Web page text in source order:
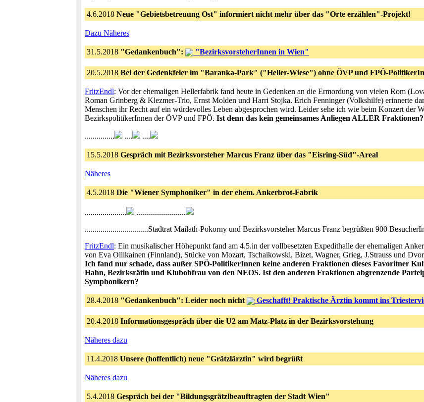
4.6.2018 Neue "Gebietsbetreuung Ost" informiert nicht mehr über das "Orte erzählen"-Projekt!
Dazu Näheres
31.5.2018 "Gedankenbuch": "BezirksvorsteherInnen in Wien"
20.5.2018 Bei der Gedenkfeier im "Baranka-Park" ("Heller-Wiese") ohne ÖVP und FPÖ-
FritzEndl: Vor der ehemaligen Hellerfabrik fand heute in Gedenken an die Ermordung von vielen Rom
Roman Grinberg & Klezmer-Trio, Ernst Molden und Harri Stojka. Erich Fenninger (Volkshilfe) erinnerte
Menschen ihr Recht auf ein würdevolles Leben abgesprochen wird. Leider sehe ich wie beim Konzert der
BezirkspolitikerInnen der ÖVP und FPÖ. Ist denn das kein gemeinsames Anliegen ALLER Fraktionen?
............... .... ....
15.5.2018 Gespräch mit Bezirksvorsteher Marcus Franz über das "Eisring-Süd"-Areal
Näheres
4.5.2018 Die "Wiener Symphoniker" in der ehem. Ankerbrot-Fabrik
.....................
.........................
................................Stadtrat Mailath-Pokorny und Bezirksvorsteher Marcus Franz begrüßten 900
FritzEndl: Ein musikalischer Höhepunkt fand am 4.5.in der vollbesetzten Expedithalle der ehemaligen
von Eva Ollikainen (Finnland), Stücke von Mozart, Tschaikowski, Bizet, Wagner, Grieg, J.Strauss und
Ich fand nur schade, dass außer SPÖ-PolitikerInnen keine anderen Fraktionen dieses Favoritner
Hahn, Bezirksrätin und Klubobfrau von den NEOS. Ist den anderen Fraktionen abgrenzende
Symphonikern?
28.4.2018 "Gedankenbuch": Leider noch nicht Geschafft! Praktische Ärztin kommt ins
20.4.2018 Informationsgespräch über die U2 am Matz-Platz in der Bezirksvorstehung
Näheres dazu
11.4.2018 Unsere (hoffentlich) neue "Grätzlärztin" wird begrüßt
Näheres dazu
5.4.2018 Gespräch bei der "Bildungsgrätzlbeauftragten der Stadt Wien"